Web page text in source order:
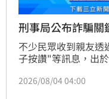
刑事局公布詐騙關
不少民眾收到親友
子按讚"等訊息，出
鍵字並展示打詐成果。
2026/08/04 04:00